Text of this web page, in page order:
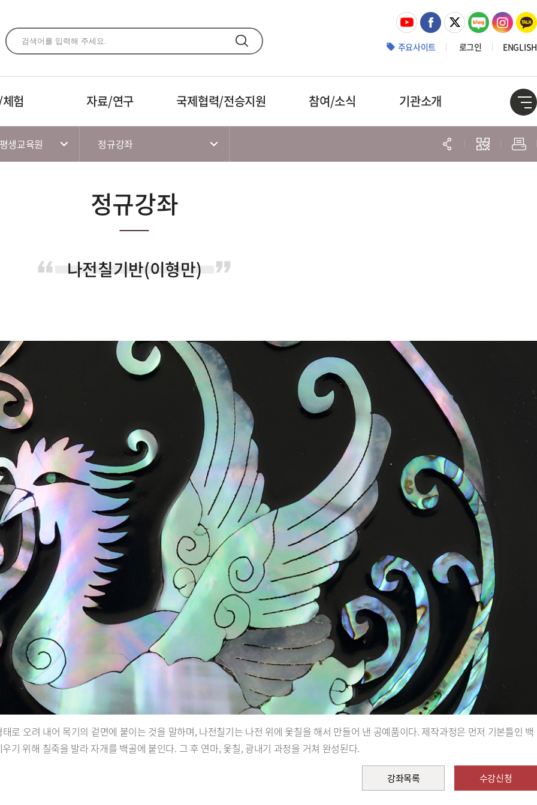
주요사이트 로그인 ENGLISH
험 자료/연구 국제협력/전승지원 참여/소식 기관소개
생교육원 정규강좌
정규강좌
나전칠기반(이형만)
로 오려 내어 목기의 겉면에 붙이는 것을 말하며, 나전칠기는 나전 위에 옻칠을 해서 만들어 낸 공예품이다. 제작과정은 먼저 기본틀인 백
기 위해 칠죽을 발라 자개를 백골에 붙인다. 그 후 연마, 옻칠, 광내기 과정을 거쳐 완성된다.
강좌목록 수강신청